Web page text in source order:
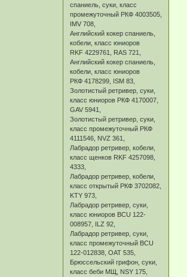
спаниель, суки, класс
промежуточный РКФ 4003505,
IMV 708,
Английский кокер спаниель,
кобели, класс юниоров
RKF 4229761, RAS 721,
Английский кокер спаниель,
кобели, класс юниоров
РКФ 4178299, ISM 83,
Золотистый ретривер, суки,
класс юниоров РКФ 4170007,
GAV 5941,
Золотистый ретривер, суки,
класс промежуточный РКФ
4111546, NVZ 361,
Лабрадор ретривер, кобели,
класс щенков RKF 4257098,
4333,
Лабрадор ретривер, кобели,
класс открытый РКФ 3702082,
KTY 973,
Лабрадор ретривер, суки,
класс юниоров BCU 122-
008957, ILZ 92,
Лабрадор ретривер, суки,
класс промежуточный BCU
122-012838, OAT 535,
Брюссельский грифон, суки,
класс беби МЩ, NSY 175,